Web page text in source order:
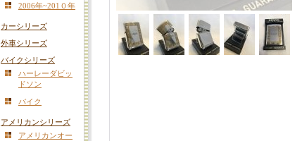
2006年~201０年
カーシリーズ
外車シリーズ
バイクシリーズ
ハーレーダビッ
ドソン
バイク
アメリカンシリーズ
アメリカンオー